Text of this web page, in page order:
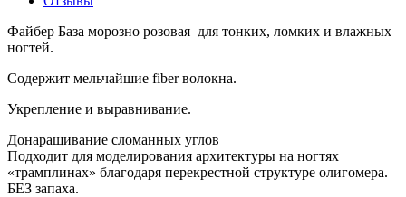
Файбер База морозно розовая для тонких, ломких и влажных
ногтей.
Содержит мельчайшие fiber волокна.
Укрепление и выравнивание️.
Донаращивание сломанных углов
Подходит для моделирования архитектуры на ногтях
«трамплинах» благодаря перекрестной структуре олигомера.
БЕЗ запаха.